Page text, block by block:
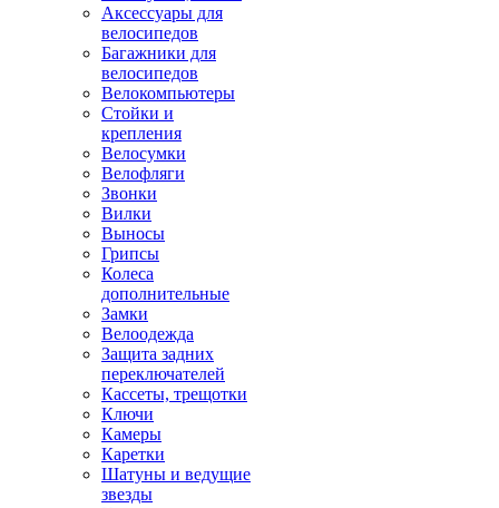
Аксессуары для
велосипедов
Багажники для
велосипедов
Велокомпьютеры
Стойки и
крепления
Велосумки
Велофляги
Звонки
Вилки
Выносы
Грипсы
Колеса
дополнительные
Замки
Велоодежда
Защита задних
переключателей
Кассеты, трещотки
Ключи
Камеры
Каретки
Шатуны и ведущие
звезды